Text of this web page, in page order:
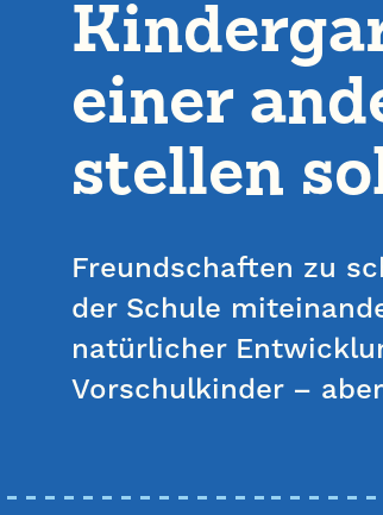
einer
stellen
Freundschaften zu
der Schule
natürlicher
Vorschulkinder –